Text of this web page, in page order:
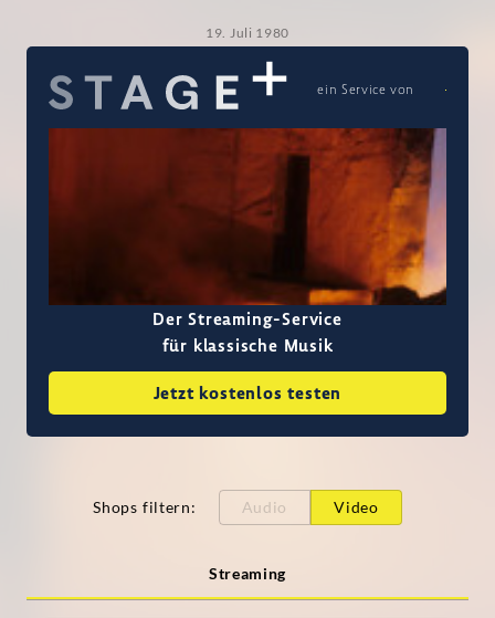
19. Juli 1980
ein Service von
Der Streaming-Service
für klassische Musik
Jetzt kostenlos testen
Shops filtern: Audio Video
Streaming